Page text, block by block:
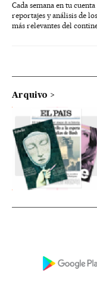
Cada semana en tu
reportajes y análisis de
más relevantes del
Arquivo